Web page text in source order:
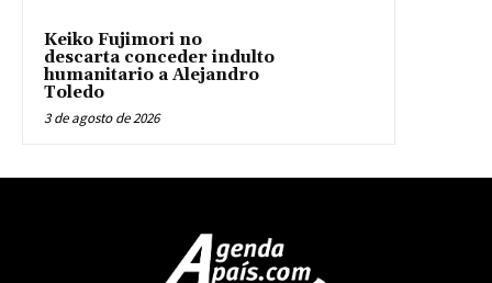
Keiko Fujimori no
descarta conceder indulto
humanitario a Alejandro
Toledo
3 de agosto de 2026